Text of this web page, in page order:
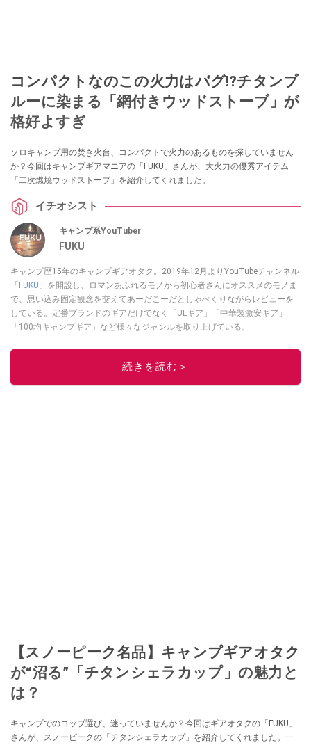
コンパクトなのこの火力はバグ⁉チタンブ
ルーに染まる「網付きウッドストーブ」が
格好よすぎ
ソロキャンプ用の焚き火台、コンパクトで火力のあるものを探していません
か？今回はキャンプギアマニアの「FUKU」さんが、大火力の優秀アイテム
「二次燃焼ウッドストーブ」を紹介してくれました。
イチオシスト
キャンプ系YouTuber
FUKU
キャンプ歴15年のキャンプギアオタク。2019年12月よりYouTubeチャンネル
「FUKU 」を開設し、ロマンあふれるモノから初心者さんにオススメのモノま
で、思い込み固定観念を交えてあーだこーだとしゃべくりながらレビューを
している。定番ブランドのギアだけでなく「ULギア」「中華製激安ギア」
「100均キャンプギア」など様々なジャンルを取り上げている。
このイチオシストの他の記事を読む
続きを読む＞
【スノーピーク名品】キャンプギアオタク
が“沼る”「チタンシェラカップ」の魅力と
は？
キャンプでのコップ選び、迷っていませんか？今回はギアオタクの「FUKU」
さんが、スノーピークの「チタンシェラカップ」を紹介してくれました。一